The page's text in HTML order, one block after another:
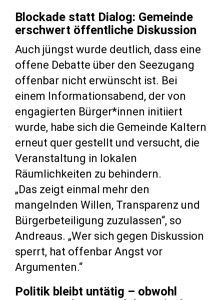
Blockade statt Dialog: Gemeinde
erschwert öffentliche Diskussion
Auch jüngst wurde deutlich, dass eine
offene Debatte über den Seezugang
offenbar nicht erwünscht ist. Bei
einem Informationsabend, der von
engagierten Bürger*innen initiiert
wurde, habe sich die Gemeinde Kaltern
erneut quer gestellt und versucht, die
Veranstaltung in lokalen
Räumlichkeiten zu behindern.
„Das zeigt einmal mehr den
mangelnden Willen, Transparenz und
Bürgerbeteiligung zuzulassen“, so
Andreaus. „Wer sich gegen Diskussion
sperrt, hat offenbar Angst vor
Argumenten.“
Politik bleibt untätig – obwohl